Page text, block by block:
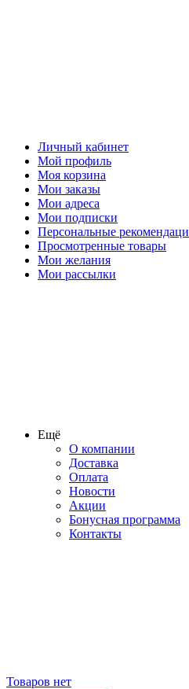
Личный кабинет
Мой профиль
Моя корзина
Мои заказы
Мои адреса
Мои подписки
Персональные
Просмотренные товары
Мои желания
Мои рассылки
Ещё
О компании
Доставка
Оплата
Новости
Акции
Бонусная программа
Контакты
Товаров нет